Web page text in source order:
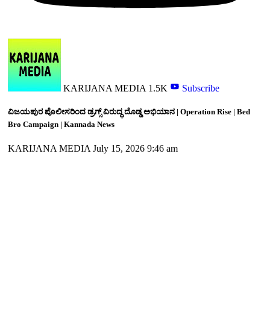
KARIJANA MEDIA 1.5K Subscribe
ವಿಜಯಪುರ ಪೊಲೀಸರಿಂದ ಡ್ರಗ್ಸ್ ವಿರುದ್ಧ ದೊಡ್ಡ ಅಭಿಯಾನ | Operation Rise | Bed
Bro Campaign | Kannada News
KARIJANA MEDIA July 15, 2026 9:46 am